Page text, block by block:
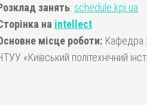
занять: schedule.kpi.ua
на intellect
місце роботи: Кафедра
«Київський політехнічний